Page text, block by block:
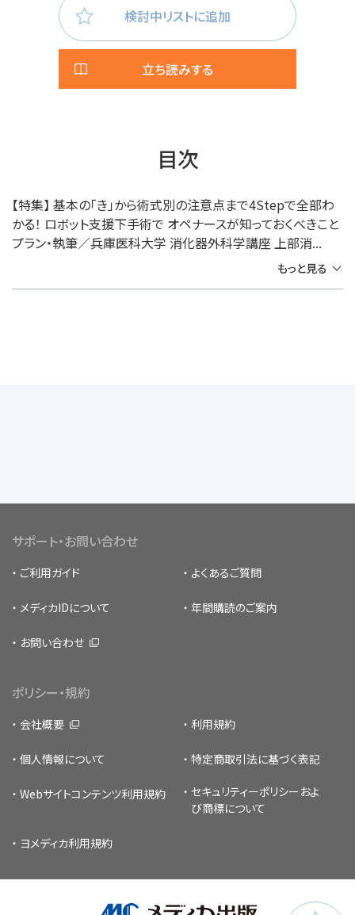
検討中リストに追加
立ち読みする
目次
【特集】 基本の「き」から術式別の注意点まで4Stepで全部わ
かる！ ロボット支援下手術で オペナースが知っておくべきこと
プラン・執筆／兵庫医科大学 消化器外科学講座 上部消...
もっと見る
サポート・お問い合わせ
ご利用ガイド よくあるご質問
メディカIDについて 年間購読のご案内
お問い合わせ
ポリシー・規約
会社概要 利用規約
個人情報について 特定商取引法に基づく表記
Webサイトコンテンツ利用規約 セキュリティーポリシー およ
び商標について
ヨメディカ利用規約